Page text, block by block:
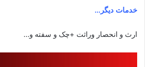
خدمات دیگر…
ارث و انحصار وراثت +چک و سفته و…